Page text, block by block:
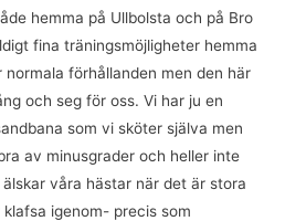
hemma på Ullbolsta och på Bro
fina träningsmöjligheter hemma
förhållanden men den här
och seg för oss. Vi har ju en
som vi sköter själva men
av minusgrader och heller inte
våra hästar när det är stora
igenom- precis som